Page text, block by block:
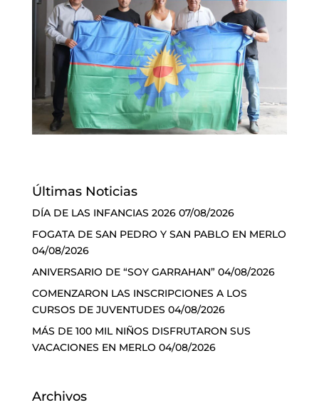
Últimas Noticias
DÍA DE LAS INFANCIAS 2026 07/08/2026
FOGATA DE SAN PEDRO Y SAN PABLO EN MERLO
04/08/2026
ANIVERSARIO DE “SOY GARRAHAN” 04/08/2026
COMENZARON LAS INSCRIPCIONES A LOS
CURSOS DE JUVENTUDES 04/08/2026
MÁS DE 100 MIL NIÑOS DISFRUTARON SUS
VACACIONES EN MERLO 04/08/2026
Archivos